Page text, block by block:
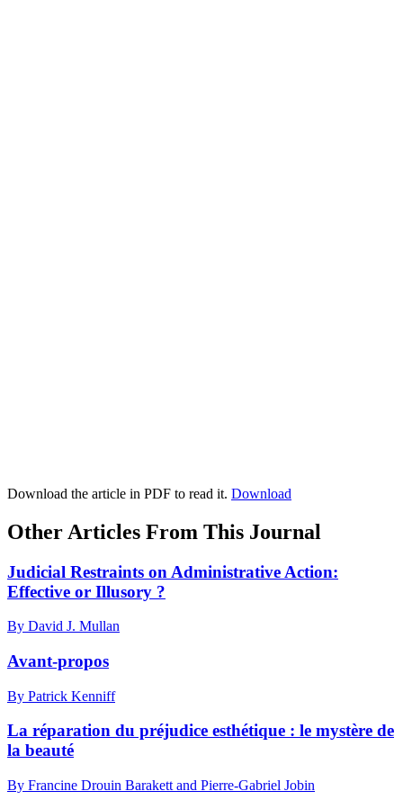
Download the article in PDF to read it. Download
Other Articles From This Journal
Judicial Restraints on Administrative Action:
Effective or Illusory ?
By David J. Mullan
Avant-propos
By Patrick Kenniff
La réparation du préjudice esthétique : le mystère de
la beauté
By Francine Drouin Barakett and Pierre-Gabriel Jobin